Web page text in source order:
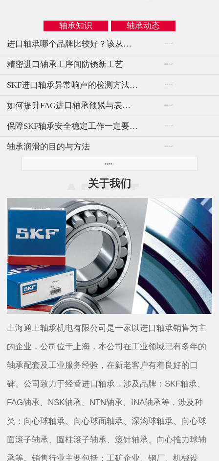
轴承知识
轴承动态
进口轴承哪个品牌比较好？该从哪几方面选择
2020-11-07
精密进口轴承工序间防锈新工艺 2020-11-07
SKF进口轴承异常响声的检测方法与仪器 2020-11-07
如何提升FAG进口轴承预紧与表面的相配要求 2020-11-07
保障SKF轴承安全稳定工作一定要注意这些方面 2020-11-07
轴承润滑的目的与方法 2020-11-07
查看更多>>
关于我们
上海通上轴承机电有限公司是一家以进口轴承销售为主
的企业，公司位于上海，本公司在工业领域已有多年的
轴承配套及工业服务经验，在新老客户有着良好的口
碑。公司致力于经营进口轴承，涉及品牌：SKF轴承、
FAG轴承、NSK轴承、NTN轴承、INA轴承等，涉及种
类：向心球轴承、向心球面轴承、深沟球轴承、向心球
面滚子轴承、圆柱滚子轴承、滚针轴承、向心推力球轴
承等。销售行业主要包括：工矿企业、钢厂、机械设